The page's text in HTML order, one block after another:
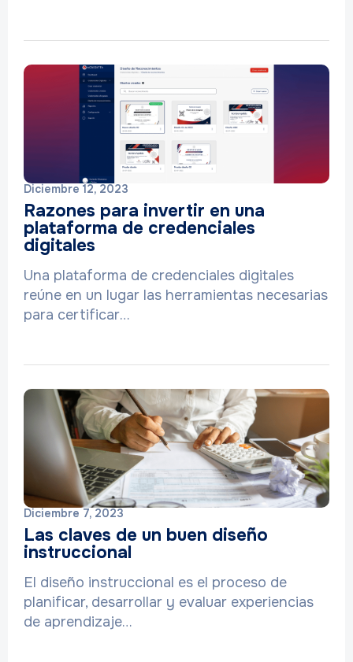
Diciembre 12, 2023
Razones para invertir en una
plataforma de credenciales
digitales
Una plataforma de credenciales digitales
reúne en un lugar las herramientas necesarias
para certificar…
Diciembre 7, 2023
Las claves de un buen diseño
instruccional
El diseño instruccional es el proceso de
planificar, desarrollar y evaluar experiencias
de aprendizaje…